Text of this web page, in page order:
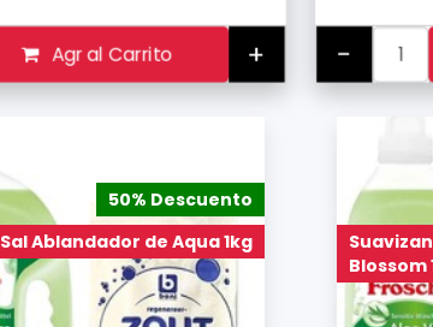
Agr al Carrito + -
50% Descuento
Sal Ablandador de Aqua 1kg
Blossom